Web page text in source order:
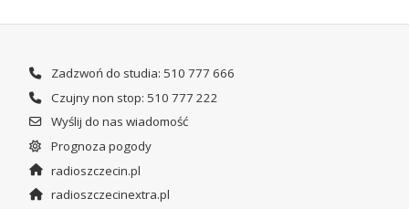
Zadzwoń do studia: 510 777 666
Czujny non stop: 510 777 222
Wyślij do nas wiadomość
Prognoza pogody
radioszczecin.pl
radioszczecinextra.pl